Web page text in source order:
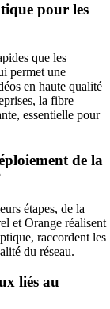
pour les
que les
permet une
en haute qualité
la fibre
essentielle pour
de la
étapes, de la
et Orange réalisent
raccordent les
du réseau.
liés au